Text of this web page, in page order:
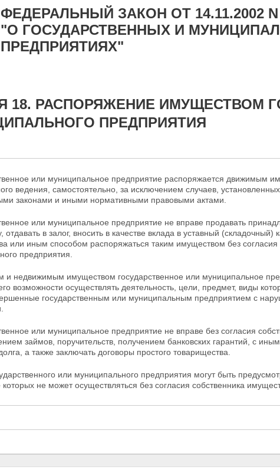
ФЕДЕРАЛЬНЫЙ ЗАКОН ОТ 14.11.2002 N
"О ГОСУДАРСТВЕННЫХ И
ПРЕДПРИЯТИЯХ"
18. РАСПОРЯЖЕНИЕ ИМУЩЕСТВОМ
ПРЕДПРИЯТИЯ
или муниципальное предприятие распоряжается движимым
ведения, самостоятельно, за исключением случаев,
законами и иными нормативными правовыми актами.
или муниципальное предприятие не вправе продавать
отдавать в залог, вносить в качестве вклада в уставный
или иным способом распоряжаться таким имуществом без согласия
предприятия.
недвижимым имуществом государственное или муниципальное
возможности осуществлять деятельность, цели, предмет, виды
государственным или муниципальным предприятием с
или муниципальное предприятие не вправе без согласия
займов, поручительств, получением банковских гарантий, с
а также заключать договоры простого товарищества.
или муниципального предприятия могут быть
не может осуществляться без согласия собственника